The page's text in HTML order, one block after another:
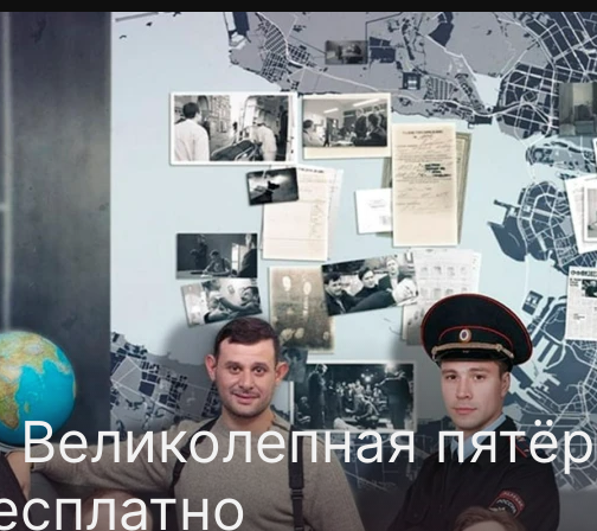
Политика конфиденциальности Для партнёров
Бесплатные каналы Контакты